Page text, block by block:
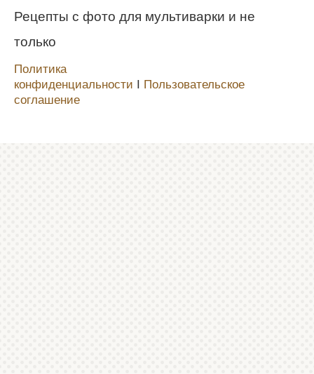
Рецепты с фото для мультиварки и не
только
Политика
конфиденциальности Ι Пользовательское
соглашение